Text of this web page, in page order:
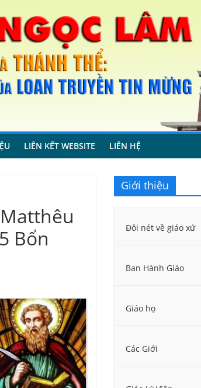
LIÊN KẾT WEBSITE LIÊN HỆ
Bổn
Giới thiệu
Đôi nét về giáo xứ
Ban Hành Giáo
Giáo họ
Các Giới